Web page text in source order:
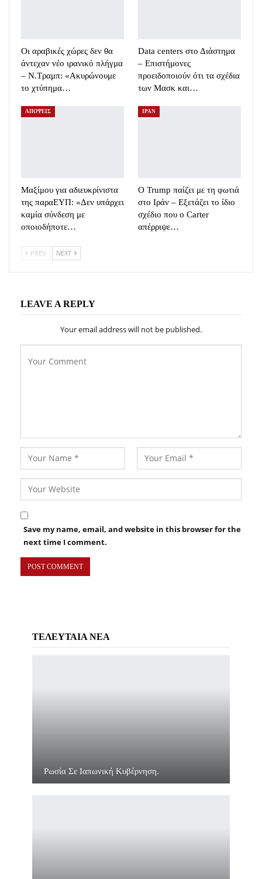
Οι αραβικές χώρες δεν θα
άντεχαν νέο ιρανικό πλήγμα
– Ν.Τραμπ: «Ακυρώνουμε
το χτύπημα…
Data centers στο Διάστημα
– Επιστήμονες
προειδοποιούν ότι τα σχέδια
των Μασκ και…
ΑΠΟΨΕΙΣ
Μαξίμου για αδιευκρίνιστα
της παραΕΥΠ: «Δεν υπάρχει
καμία σύνδεση με
οποιοδήποτε…
ΙΡΑΝ
Ο Trump παίζει με τη φωτιά
στο Ιράν – Εξετάζει το ίδιο
σχέδιο που ο Carter
απέρριψε…
PREV NEXT
LEAVE A REPLY
Your email address will not be published.
Save my name, email, and website in this browser for the
next time I comment.
ΤΕΛΕΥΤΑΙΑ ΝΕΑ
Ρωσία Σε Ιαπωνική Κυβέρνηση.